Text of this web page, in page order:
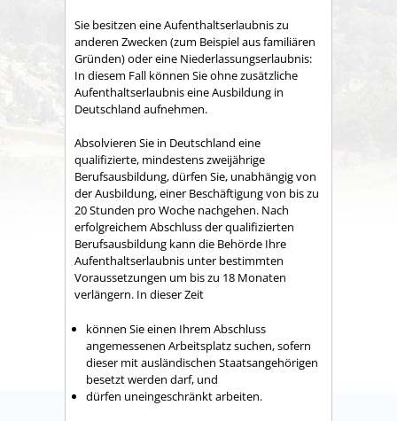
Sie besitzen eine Aufenthaltserlaubnis zu
anderen Zwecken (zum Beispiel aus familiären
Gründen) oder eine Niederlassungserlaubnis:
In diesem Fall können Sie ohne zusätzliche
Aufenthaltserlaubnis eine Ausbildung in
Deutschland aufnehmen.
Absolvieren Sie in Deutschland eine
qualifizierte, mindestens zweijährige
Berufsausbildung, dürfen Sie, unabhängig von
der Ausbildung, einer Beschäftigung von bis zu
20 Stunden pro Woche nachgehen. Nach
erfolgreichem Abschluss der qualifizierten
Berufsausbildung kann die Behörde Ihre
Aufenthaltserlaubnis unter bestimmten
Voraussetzungen um bis zu 18 Monaten
verlängern. In dieser Zeit
können Sie einen Ihrem Abschluss
angemessenen Arbeitsplatz suchen, sofern
dieser mit ausländischen Staatsangehörigen
besetzt werden darf, und
dürfen uneingeschränkt arbeiten.